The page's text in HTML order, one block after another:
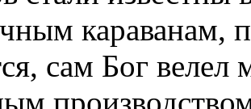
караванам,
сам Бог